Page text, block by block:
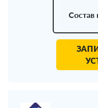
Состав